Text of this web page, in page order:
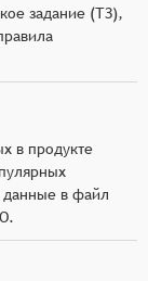
задание (ТЗ),
в продукте
данные в файл